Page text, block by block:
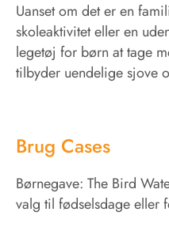
Uanset om det er en
skoleaktivitet eller en
legetøj for børn at tage
tilbyder uendelige sjove
Brug Cases
Børnegave: The Bird
valg til fødselsdage eller